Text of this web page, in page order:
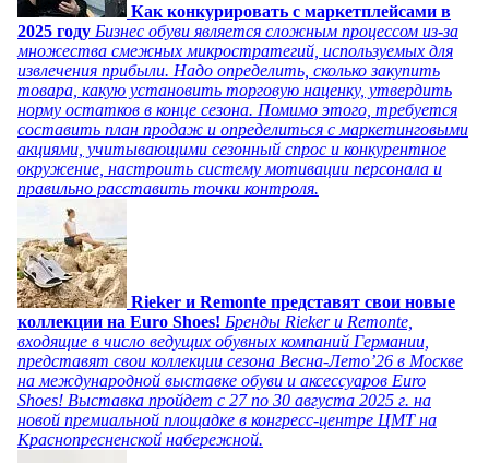
Как конкурировать с маркетплейсами в
2025 году Бизнес обуви является сложным процессом из-за
множества смежных микростратегий, используемых для
извлечения прибыли. Надо определить, сколько закупить
товара, какую установить торговую наценку, утвердить
норму остатков в конце сезона. Помимо этого, требуется
составить план продаж и определиться с маркетинговыми
акциями, учитывающими сезонный спрос и конкурентное
окружение, настроить систему мотивации персонала и
правильно расставить точки контроля.
Rieker и Remonte представят свои новые
коллекции на Euro Shoes! Бренды Rieker и Remonte,
входящие в число ведущих обувных компаний Германии,
представят свои коллекции сезона Весна-Лето’26 в Москве
на международной выставке обуви и аксессуаров Euro
Shoes! Выставка пройдет c 27 по 30 августа 2025 г. на
новой премиальной площадке в конгресс-центре ЦМТ на
Краснопресненской набережной.